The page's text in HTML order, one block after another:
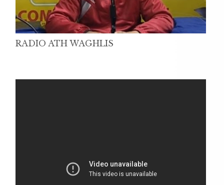
RADIO ATH WAGHLIS